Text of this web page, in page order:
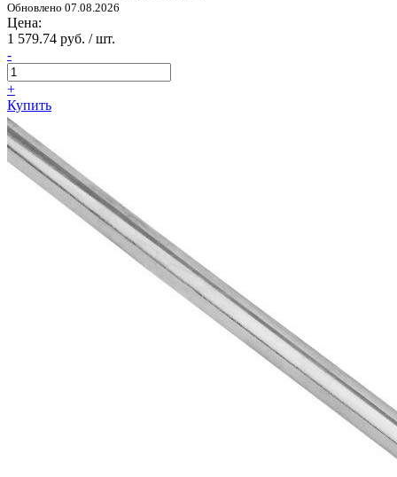
Обновлено 07.08.2026
Цена:
1 579.74 руб. / шт.
-
+
Купить